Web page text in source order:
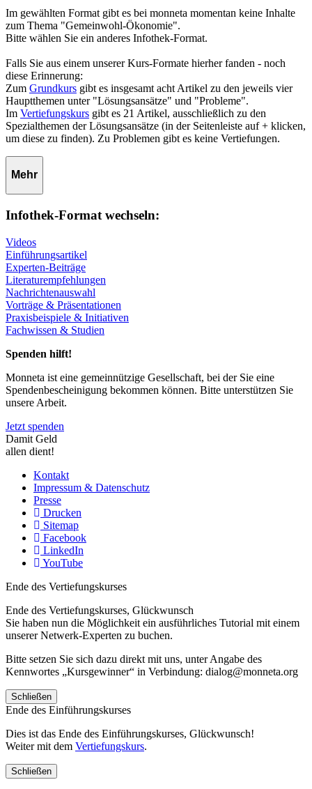
Im gewählten Format gibt es bei monneta momentan keine Inhalte
zum Thema "Gemeinwohl-Ökonomie".
Bitte wählen Sie ein anderes Infothek-Format.
Falls Sie aus einem unserer Kurs-Formate hierher fanden - noch
diese Erinnerung:
Zum Grundkurs gibt es insgesamt acht Artikel zu den jeweils vier
Hauptthemen unter "Lösungsansätze" und "Probleme".
Im Vertiefungskurs gibt es 21 Artikel, ausschließlich zu den
Spezialthemen der Lösungsansätze (in der Seitenleiste auf + klicken,
um diese zu finden). Zu Problemen gibt es keine Vertiefungen.
Mehr
Infothek-Format wechseln:
Videos
Einführungsartikel
Experten-Beiträge
Literaturempfehlungen
Nachrichtenauswahl
Vorträge & Präsentationen
Praxisbeispiele & Initiativen
Fachwissen & Studien
Spenden hilft!
Monneta ist eine gemeinnützige Gesellschaft, bei der Sie eine
Spendenbescheinigung bekommen können. Bitte unterstützen Sie
unsere Arbeit.
Jetzt spenden
Damit Geld
allen dient!
Kontakt
Impressum & Datenschutz
Presse
Drucken
Sitemap
Facebook
LinkedIn
YouTube
Ende des Vertiefungskurses
Ende des Vertiefungskurses, Glückwunsch
Sie haben nun die Möglichkeit ein ausführliches Tutorial mit einem
unserer Netwerk-Experten zu buchen.
Bitte setzen Sie sich dazu direkt mit uns, unter Angabe des
Kennwortes „Kursgewinner“ in Verbindung: dialog@monneta.org
Schließen
Ende des Einführungskurses
Dies ist das Ende des Einführungskurses, Glückwunsch!
Weiter mit dem Vertiefungskurs.
Schließen